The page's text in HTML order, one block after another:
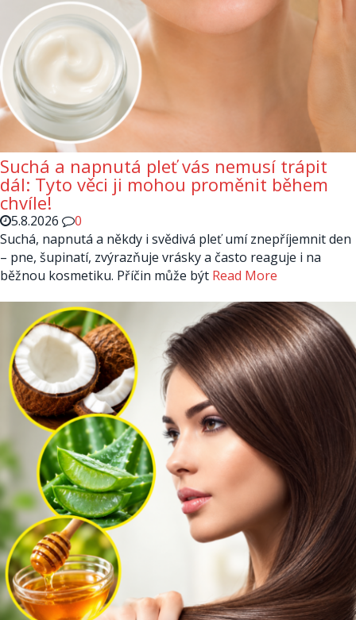
Suchá a napnutá pleť vás nemusí trápit
dál: Tyto věci ji mohou proměnit během
chvíle!
5.8.2026
0
Suchá, napnutá a někdy i svědivá pleť umí znepříjemnit den
– pne, šupinatí, zvýrazňuje vrásky a často reaguje i na
běžnou kosmetiku. Příčin může být Read More